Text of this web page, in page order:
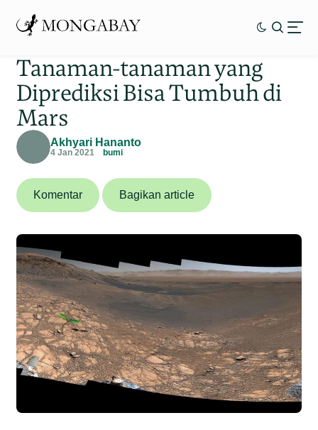
Tanaman-tanaman yang
Diprediksi Bisa Tumbuh di
Mars
Akhyari Hananto
4 Jan 2021 bumi
Komentar Bagikan article